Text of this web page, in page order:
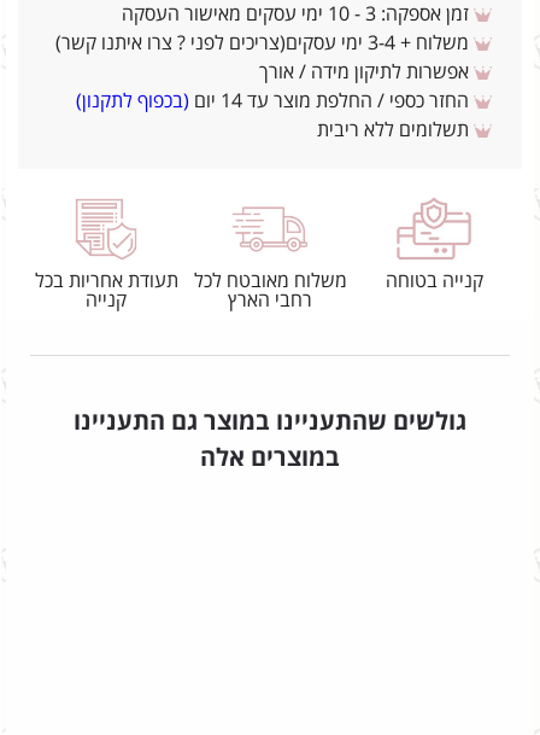
זמן אספקה: 3 - 10 ימי עסקים מאישור העסקה
משלוח + 3-4 ימי עסקים(צריכים לפני ? צרו איתנו קשר)
אפשרות לתיקון מידה / אורך
החזר כספי / החלפת מוצר עד 14 יום
(בכפוף לתקנון)
תשלומים ללא ריבית
קנייה בטוחה
משלוח מאובטח לכל
רחבי הארץ
תעודת אחריות בכל
קנייה
גולשים שהתעניינו במוצר גם התעניינו
במוצרים אלה